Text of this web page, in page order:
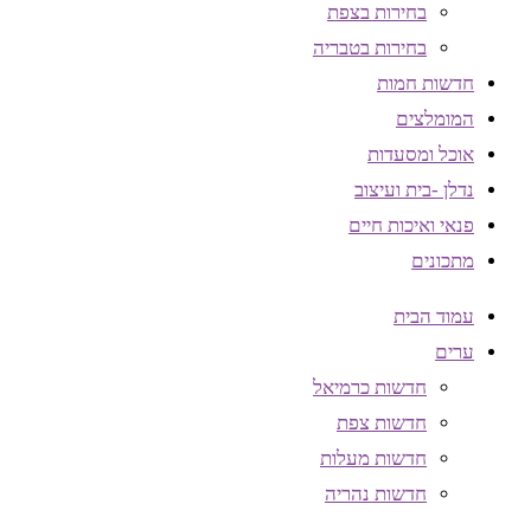
בחירות בצפת
בחירות בטבריה
חדשות חמות
המומלצים
אוכל ומסעדות
נדלן -בית ועיצוב
פנאי ואיכות חיים
מתכונים
עמוד הבית
ערים
חדשות כרמיאל
חדשות צפת
חדשות מעלות
חדשות נהריה